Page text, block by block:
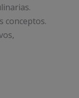
conceptos.